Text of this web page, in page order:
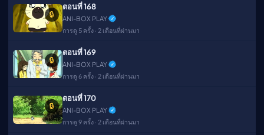
🔒
ตอนที่ 168
ANI-BOX PLAY
การดู 5 ครั้ง · 2 เดือนที่ผ่านมา
🔒
ตอนที่ 169
ANI-BOX PLAY
การดู 6 ครั้ง · 2 เดือนที่ผ่านมา
🔒
ตอนที่ 170
ANI-BOX PLAY
การดู 9 ครั้ง · 2 เดือนที่ผ่านมา